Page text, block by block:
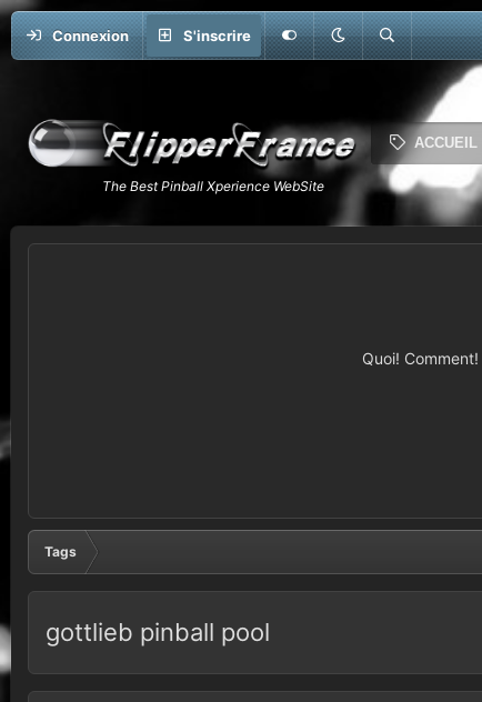
Connexion S'inscrire
ACCUEIL
Quoi!
Tags
gottlieb pinball pool